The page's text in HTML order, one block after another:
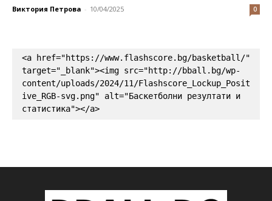
Виктория Петрова - 10/04/2025 0
<a href="https://www.flashscore.bg/basketball/"
target="_blank"><img src="http://bball.bg/wp-
content/uploads/2024/11/Flashscore_Lockup_Posit
ive_RGB-svg.png" alt="Баскетболни резултати и
статистика"></a>